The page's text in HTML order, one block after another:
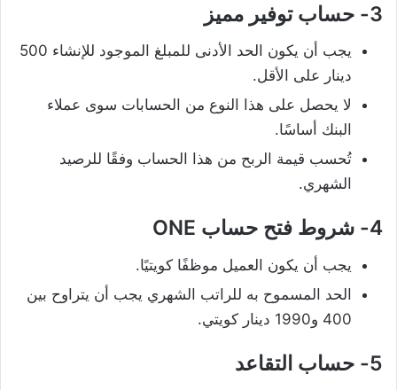
3- حساب توفير مميز
يجب أن يكون الحد الأدنى للمبلغ الموجود للإنشاء 500
دينار على الأقل.
لا يحصل على هذا النوع من الحسابات سوى عملاء
البنك أساسًا.
تُحسب قيمة الربح من هذا الحساب وفقًا للرصيد
الشهري.
4- شروط فتح حساب ONE
يجب أن يكون العميل موظفًا كويتيًا.
الحد المسموح به للراتب الشهري يجب أن يتراوح بين
400 و1990 دينار كويتي.
5- حساب التقاعد